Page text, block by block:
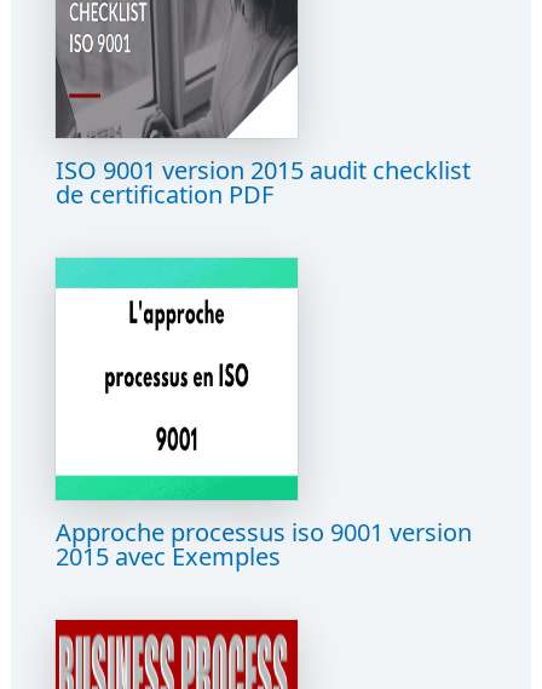
ISO 9001 version 2015 audit checklist
de certification PDF
Approche processus iso 9001 version
2015 avec Exemples